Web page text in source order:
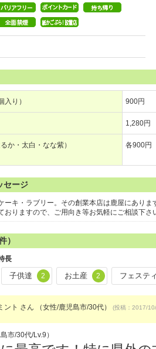
り） 900円
1,280円
か・太白・なな紫）
各900円
セージ
ーキ・ラブリー。その創業本店は鹿屋にあり
おりますので、ご用向き等お気軽にご相談下さ
）
長
子供達 2 お土産 2 フェステ
ント さん （女性/鹿児島市/30代） (投稿：2017/
市/30代/Lv.9）